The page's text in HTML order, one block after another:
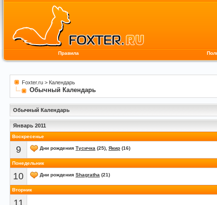
Правила
Foxter.ru > Календарь
Обычный Календарь
Обычный Календарь
Январь 2011
Воскресенье
9 Дни рождения Тусичка (25), Якир (16)
Понедельник
10 Дни рождения Shagratha (21)
Вторник
11